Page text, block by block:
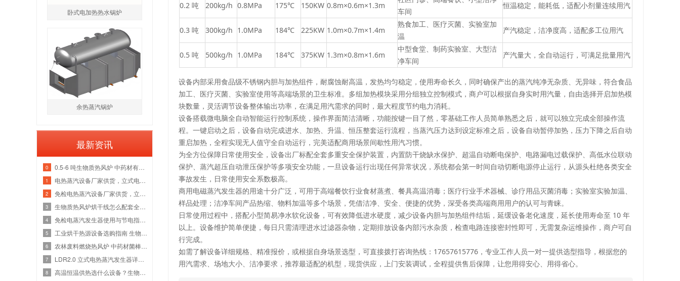
0.2 吨
200kg/h 0.8MPa 175℃ 150KW 0.8m×0.6m×1.3m
车间
恒温稳定，能耗低，适配小剂量连续用汽
0.3 吨 300kg/h 1.0MPa 184℃ 225KW 1.0m×0.7m×1.4m
熟食加工、医疗灭菌、实验室加
温
产汽稳定，洁净度高，适配多工位用汽
0.5 吨 500kg/h 1.0MPa 184℃ 375KW 1.3m×0.8m×1.6m
中型食堂、制药实验室、大型洁
净车间
产汽量大，全自动运行，可满足批量用汽
设备内部采用食品级不锈钢内胆与加热组件，耐腐蚀耐高温，发热均匀稳定，使用寿命长久，同时确保产出的蒸汽纯净无杂质、无异味，符合食品
加工、医疗灭菌、实验室使用等高端场景的卫生标准。多组加热模块采用分组独立控制模式，商户可以根据自身实时用汽量，自由选择开启加热模
块数量，灵活调节设备整体输出功率，在满足用汽需求的同时，最大程度节约电力消耗。
设备搭载微电脑全自动智能运行控制系统，操作界面简洁清晰，功能按键一目了然，零基础工作人员简单熟悉之后，就可以独立完成全部操作流
程。一键启动之后，设备自动完成进水、加热、升温、恒压整套运行流程，当蒸汽压力达到设定标准之后，设备自动暂停加热，压力下降之后自动
重启加热，全程实现无人值守全自动运行，完美适配商用场景间歇性用汽习惯。
为全方位保障日常使用安全，设备出厂标配全套多重安全保护装置，内置防干烧缺水保护、超温自动断电保护、电路漏电过载保护、高低水位联动
保护、蒸汽超压自动泄压保护等多项安全功能，一旦设备运行出现任何异常状况，系统都会第一时间自动切断电源停止运行，从源头杜绝各类安全
事故发生，日常使用安全系数极高。
商用电磁蒸汽发生器的用途十分广泛，可用于高端餐饮行业食材蒸煮、餐具高温消毒；医疗行业手术器械、诊疗用品灭菌消毒；实验室实验加温、
样品处理；洁净车间产品热缩、物料加温等多个场景，凭借洁净、安全、便捷的优势，深受各类高端商用用户的认可与青睐。
日常使用过程中，搭配小型简易净水软化设备，可有效降低进水硬度，减少设备内胆与加热组件结垢，延缓设备老化速度，延长使用寿命至 10 年
以上。设备维护简单便捷，每日只需清理进水过滤器杂物，定期排放设备内部污水杂质，检查电路连接密封性即可，无需复杂运维操作，商户可自
行完成。
如需了解设备详细规格、精准报价，或根据自身场景选型，可直接拨打咨询热线：17657615776，专业工作人员一对一提供选型指导，根据您的
用汽需求、场地大小、洁净要求，推荐最适配的机型，现货供应，上门安装调试，全程提供售后保障，让您用得安心、用得省心。
卧式电加热热水锅炉
余热蒸汽锅炉
最新资讯
0
1
2
3
4
5
6
7
8